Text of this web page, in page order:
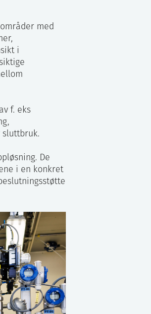
med
i
f. eks
De
i en konkret